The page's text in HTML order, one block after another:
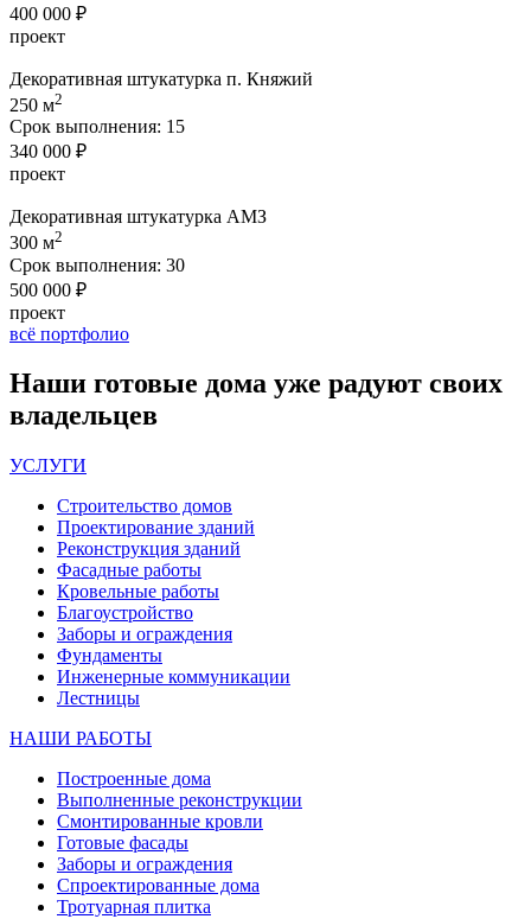
400 000 ₽
проект
Декоративная штукатурка п. Княжий
250 м2
Срок выполнения: 15
340 000 ₽
проект
Декоративная штукатурка АМЗ
300 м2
Срок выполнения: 30
500 000 ₽
проект
всё портфолио
Наши готовые дома уже радуют своих
владельцев
УСЛУГИ
Строительство домов
Проектирование зданий
Реконструкция зданий
Фасадные работы
Кровельные работы
Благоустройство
Заборы и ограждения
Фундаменты
Инженерные коммуникации
Лестницы
НАШИ РАБОТЫ
Построенные дома
Выполненные реконструкции
Смонтированные кровли
Готовые фасады
Заборы и ограждения
Спроектированные дома
Тротуарная плитка